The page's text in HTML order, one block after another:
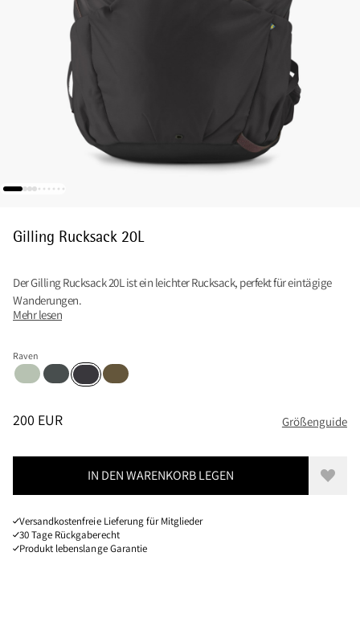
Gilling Rucksack 20L
Der Gilling Rucksack 20L ist ein leichter Rucksack, perfekt für eintägige
Wanderungen.
Mehr lesen
Raven
Sea Foam
Dark TealRavenOlive
PREIS: 200 EUR, REDUZIERT VON 200 EUR
200 EUR Größenguide
IN DEN WARENKORB LEGEN Zur
Versandkostenfreie Lieferung für Mitglieder
30 Tage Rückgaberecht
Produkt lebenslange Garantie